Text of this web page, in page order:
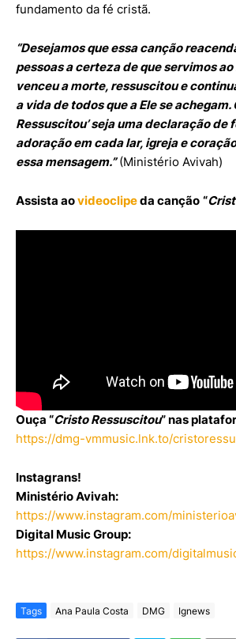
fundamento da fé cristã.
“Desejamos que essa canção
pessoas a certeza de que servimos
venceu a morte, ressuscitou e
a vida de todos que a Ele se achegam.
Ressuscitou’ seja uma declaração de
adoração em cada lar, igreja e
essa mensagem.”(Ministério Avivah)
Assista aovideoclipeda canção “
Ouça “Cristo Ressuscitou” nas
https://dmg-vmmusic.lnk.to/
Instagrans!
Ministério Avivah:
https://www.instagram.com/
Digital Music Group:
https://www.instagram.com/
Tags Ana Paula Costa DMG Ignews